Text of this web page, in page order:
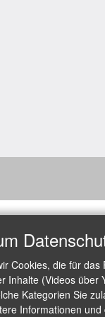
Cookies, die für
(Videos
Kategorien Sie
Informationen